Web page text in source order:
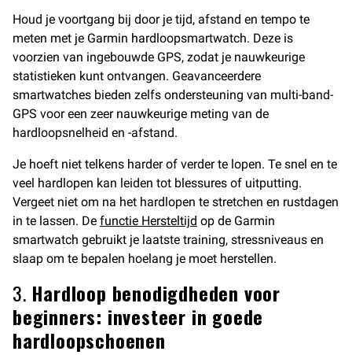
Houd je voortgang bij door je tijd, afstand en tempo te
meten met je Garmin hardloopsmartwatch. Deze is
voorzien van ingebouwde GPS, zodat je nauwkeurige
statistieken kunt ontvangen. Geavanceerdere
smartwatches bieden zelfs ondersteuning van multi-band-
GPS voor een zeer nauwkeurige meting van de
hardloopsnelheid en -afstand.
Je hoeft niet telkens harder of verder te lopen. Te snel en te
veel hardlopen kan leiden tot blessures of uitputting.
Vergeet niet om na het hardlopen te stretchen en rustdagen
in te lassen. De functie Hersteltijd op de Garmin
smartwatch gebruikt je laatste training, stressniveaus en
slaap om te bepalen hoelang je moet herstellen.
3. Hardloop benodigdheden voor
beginners: investeer in goede
hardloopschoenen